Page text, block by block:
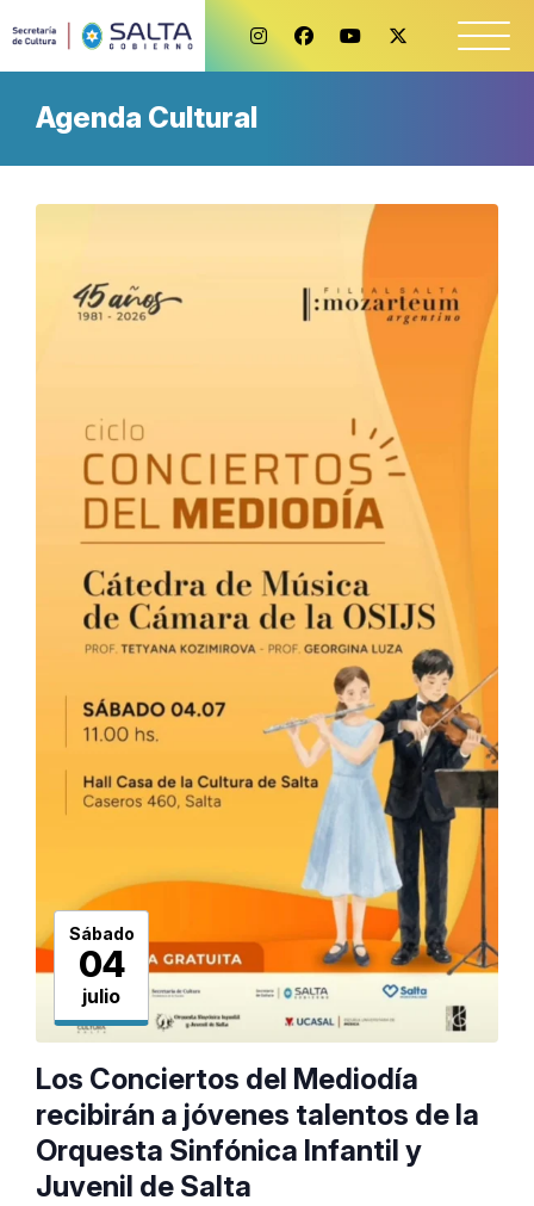
Agenda Cultural
Sábado
04
julio
Los Conciertos del Mediodía
recibirán a jóvenes talentos de la
Orquesta Sinfónica Infantil y
Juvenil de Salta